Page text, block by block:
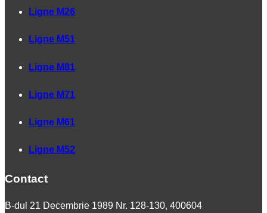
Ligne M26
Ligne M51
Ligne M81
Ligne M71
Ligne M61
Ligne M52
Contact
B-dul 21 Decembrie 1989 Nr. 128-130, 400604